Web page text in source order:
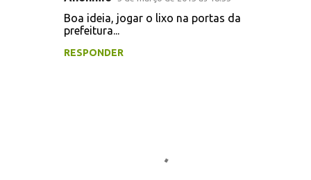
Boa ideia, jogar o lixo na portas da
prefeitura...
RESPONDER